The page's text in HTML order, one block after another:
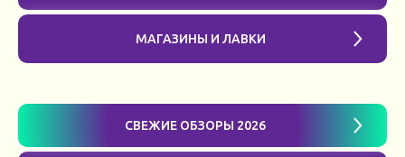
МАГАЗИНЫ И ЛАВКИ
СВЕЖИЕ ОБЗОРЫ 2026